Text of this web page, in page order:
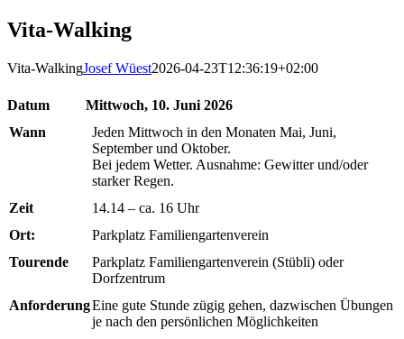
Vita-Walking
Vita-WalkingJosef Wüest2026-04-23T12:36:19+02:00
Datum
Mittwoch, 10. Juni 2026
Wann
Jeden Mittwoch in den Monaten Mai, Juni,
September und Oktober.
Bei jedem Wetter. Ausnahme: Gewitter und/oder
starker Regen.
Zeit
14.14 – ca. 16 Uhr
Ort:
Parkplatz Familiengartenverein
Tourende
Parkplatz Familiengartenverein (Stübli) oder
Dorfzentrum
AnforderungEine gute Stunde zügig gehen, dazwischen Übungen
je nach den persönlichen Möglichkeiten